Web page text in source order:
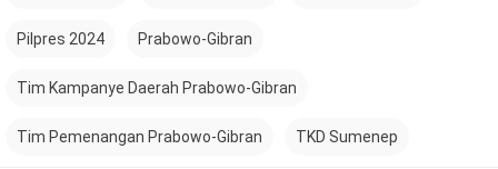
Pilpres 2024 Prabowo-Gibran
Tim Kampanye Daerah Prabowo-Gibran
Tim Pemenangan Prabowo-Gibran TKD Sumenep